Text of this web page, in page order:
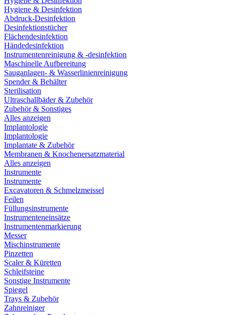
Hygiene & Desinfektion
Abdruck-Desinfektion
Desinfektionstücher
Flächendesinfektion
Händedesinfektion
Instrumentenreinigung & -desinfektion
Maschinelle Aufbereitung
Sauganlagen- & Wasserlinienreinigung
Spender & Behälter
Sterilisation
Ultraschallbäder & Zubehör
Zubehör & Sonstiges
Alles anzeigen
Implantologie
Implantologie
Implantate & Zubehör
Membranen & Knochenersatzmaterial
Alles anzeigen
Instrumente
Instrumente
Excavatoren & Schmelzmeissel
Feilen
Füllungsinstrumente
Instrumenteneinsätze
Instrumentenmarkierung
Messer
Mischinstrumente
Pinzetten
Scaler & Küretten
Schleifsteine
Sonstige Instrumente
Spiegel
Trays & Zubehör
Zahnreiniger